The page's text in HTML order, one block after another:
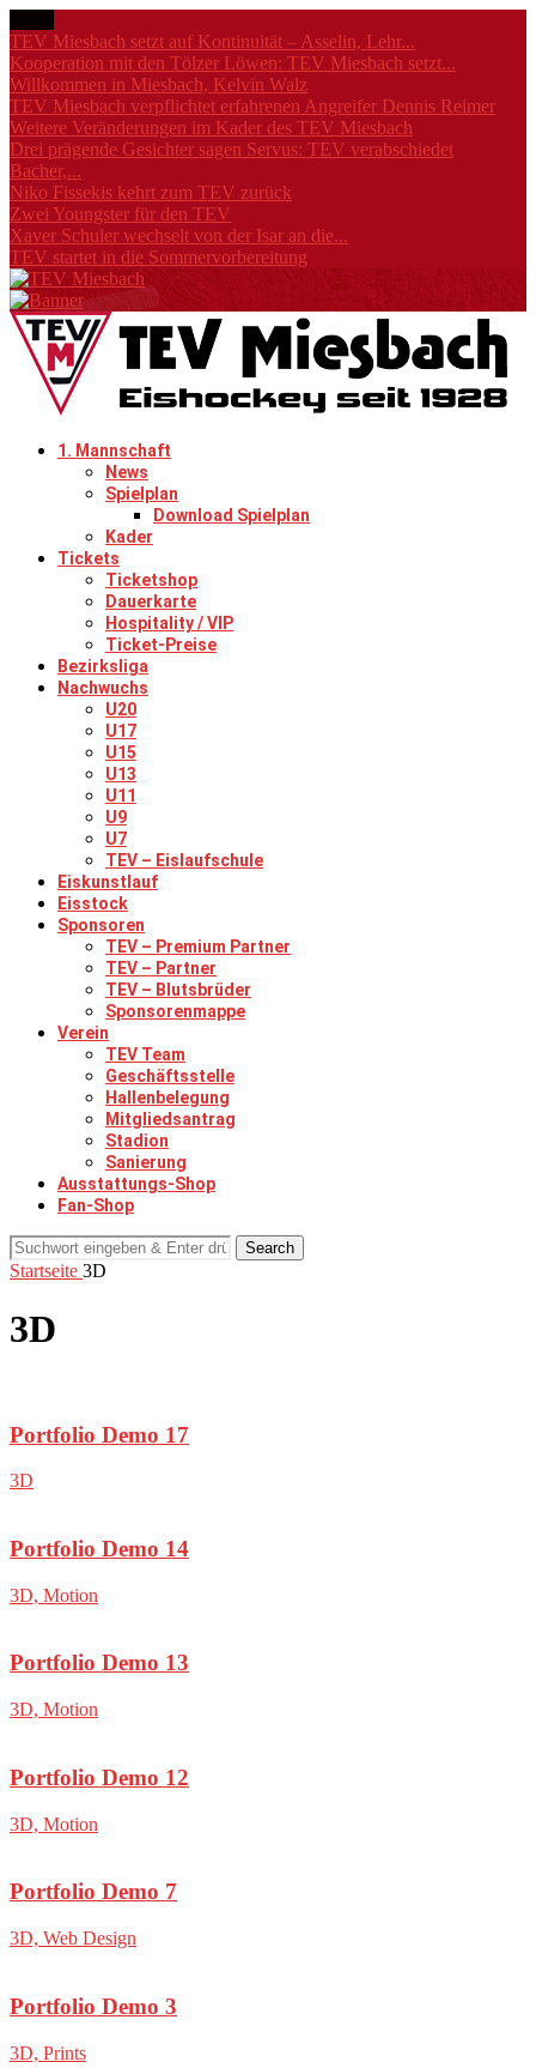
TEV Miesbach setzt auf Kontinuität – Asselin, Lehr...
Kooperation mit den Tölzer Löwen: TEV Miesbach setzt...
Willkommen in Miesbach, Kelvin Walz
TEV Miesbach verpflichtet erfahrenen Angreifer Dennis Reimer
Weitere Veränderungen im Kader des TEV Miesbach
Drei prägende Gesichter sagen Servus: TEV verabschiedet
Bacher,...
Niko Fissekis kehrt zum TEV zurück
Zwei Youngster für den TEV
Xaver Schuler wechselt von der Isar an die...
TEV startet in die Sommervorbereitung
1. Mannschaft
News
Spielplan
Download Spielplan
Kader
Tickets
Ticketshop
Dauerkarte
Hospitality / VIP
Ticket-Preise
Bezirksliga
Nachwuchs
U20
U17
U15
U13
U11
U9
U7
TEV – Eislaufschule
Eiskunstlauf
Eisstock
Sponsoren
TEV – Premium Partner
TEV – Partner
TEV – Blutsbrüder
Sponsorenmappe
Verein
TEV Team
Geschäftsstelle
Hallenbelegung
Mitgliedsantrag
Stadion
Sanierung
Ausstattungs-Shop
Fan-Shop
Search
Startseite 3D
3D
Portfolio Demo 17
3D
Portfolio Demo 14
3D, Motion
Portfolio Demo 13
3D, Motion
Portfolio Demo 12
3D, Motion
Portfolio Demo 7
3D, Web Design
Portfolio Demo 3
3D, Prints